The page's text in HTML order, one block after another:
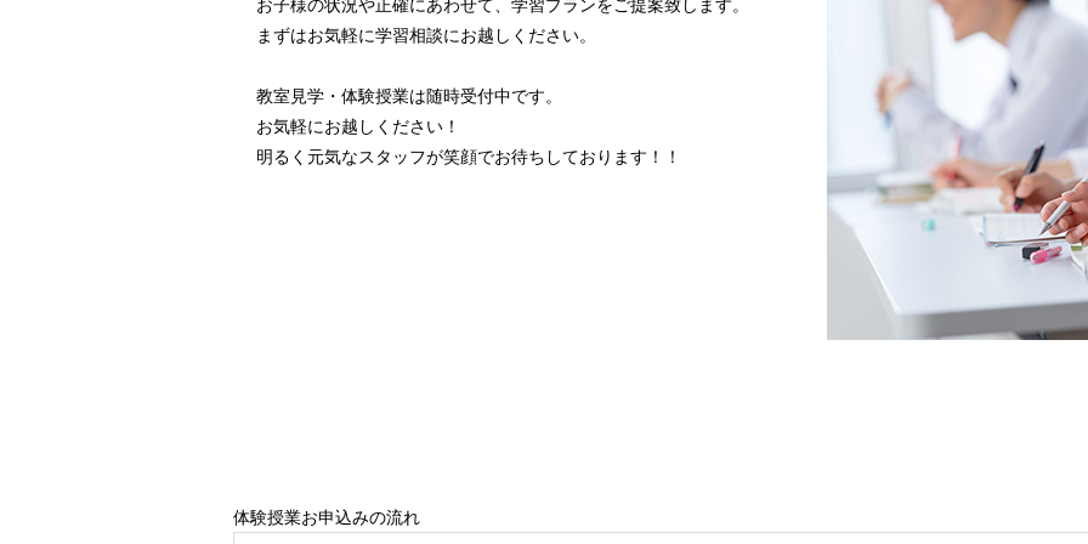
お子様の状況や正確にあわせて、学習プランをご提案致します。
まずはお気軽に学習相談にお越しください。
教室見学・体験授業は随時受付中です。
お気軽にお越しください！
明るく元気なスタッフが笑顔でお待ちしております！！
体験授業お申込みの流れ